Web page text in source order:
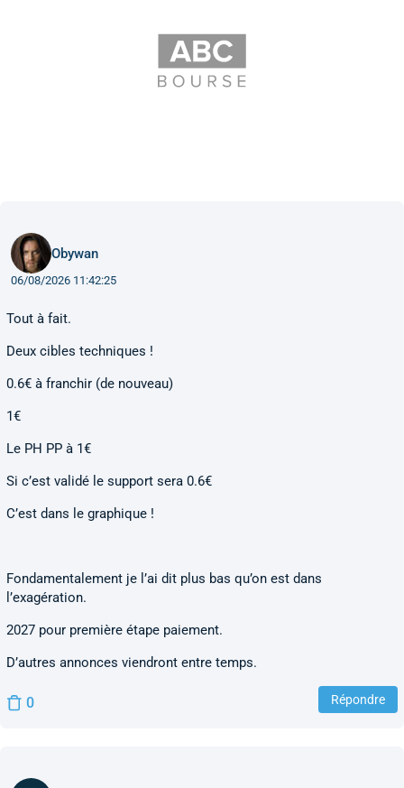
Obywan
06/08/2026 11:42:25
Tout à fait.
Deux cibles techniques !
0.6€ à franchir (de nouveau)
1€
Le PH PP à 1€
Si c’est validé le support sera 0.6€
C’est dans le graphique !
Fondamentalement je l’ai dit plus bas qu’on est dans
l’exagération.
2027 pour première étape paiement.
D’autres annonces viendront entre temps.
0 Répondre